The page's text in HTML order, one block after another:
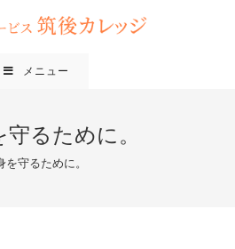
メニュー
るために。
守るために。